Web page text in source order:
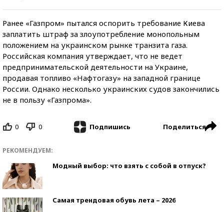
Ранее «Газпром» пытался оспорить требование Киева
заплатить штраф за злоупотребление монопольным
положением на украинском рынке транзита газа.
Российская компания утверждает, что не ведет
предпринимательской деятельности на Украине,
продавая топливо «Нафтогазу» на западной границе
России. Однако несколько украинских судов закончились
не в пользу «Газпрома».
0 0 Подпишись Поделиться
РЕКОМЕНДУЕМ:
Модный выбор: что взять с собой в отпуск?
Самая трендовая обувь лета – 2026